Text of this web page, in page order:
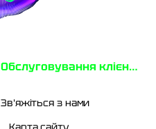
Обслуговування клієнтів
Зв'яжіться з нами